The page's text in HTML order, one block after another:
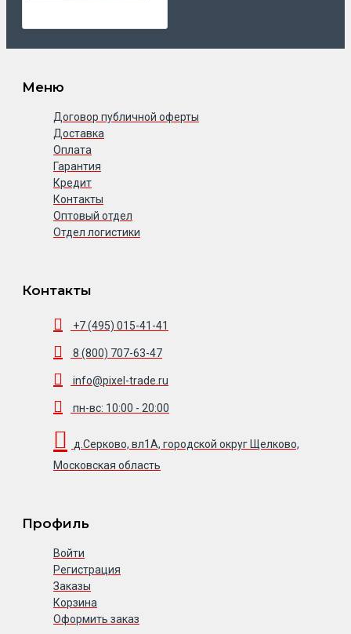
Меню
Договор публичной оферты
Доставка
Оплата
Гарантия
Кредит
Контакты
Оптовый отдел
Отдел логистики
Контакты
+7 (495) 015-41-41
8 (800) 707-63-47
info@pixel-trade.ru
пн-вс: 10:00 - 20:00
д.Серково, вл1А, городской округ Щелково,
Московская область
Профиль
Войти
Регистрация
Заказы
Корзина
Оформить заказ